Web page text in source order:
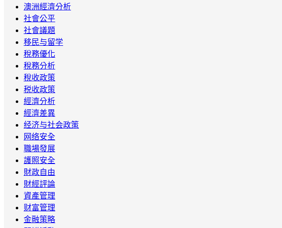
澳洲經濟分析
社會公平
社會議題
移民与留学
稅務優化
稅務分析
稅收政策
税收政策
經濟分析
經濟差異
经济与社会政策
网络安全
職場發展
護照安全
財政自由
財經評論
資產管理
财富管理
金融策略